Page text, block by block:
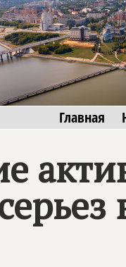
Главная